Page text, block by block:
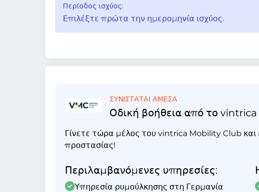
Περίοδος ισχύος:
Επιλέξτε πρώτα την ημερομηνία ισχύος.
ΣΥΝΙΣΤΑΤΑΙ ΑΜΕΣΑ
Οδική βοήθεια από το
Γίνετε τώρα μέλος του vintrica Mobility Club και
προστασίας!
Περιλαμβανόμενες υπηρεσίες:
Υπηρεσία ρυμούλκησης στη Γερμανία